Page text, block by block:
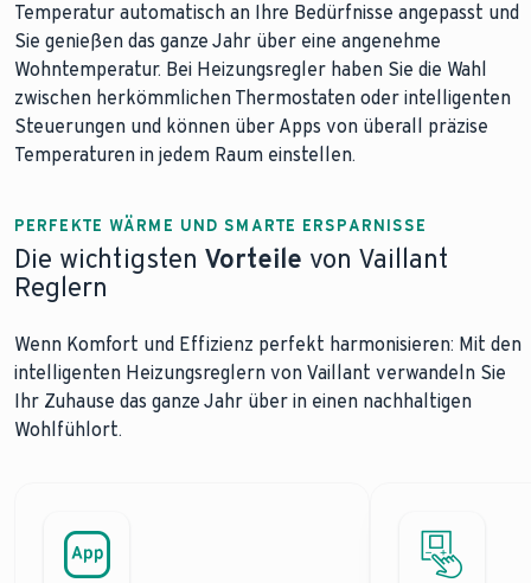
Temperatur automatisch an Ihre Bedürfnisse angepasst und
Sie genießen das ganze Jahr über eine angenehme
Wohntemperatur. Bei Heizungsregler haben Sie die Wahl
zwischen herkömmlichen Thermostaten oder intelligenten
Steuerungen und können über Apps von überall präzise
Temperaturen in jedem Raum einstellen.
PERFEKTE WÄRME UND SMARTE ERSPARNISSE
Die wichtigsten Vorteile von Vaillant
Reglern
Wenn Komfort und Effizienz perfekt harmonisieren: Mit den
intelligenten Heizungsreglern von Vaillant verwandeln Sie
Ihr Zuhause das ganze Jahr über in einen nachhaltigen
Wohlfühlort.